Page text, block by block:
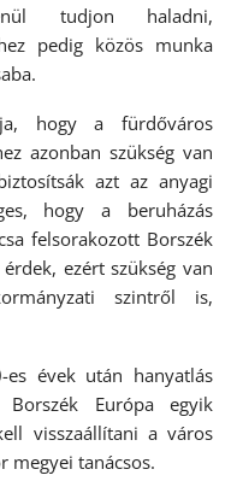
tudjon haladni,
pedig közös munka
hogy a fürdőváros
azonban szükség van
azt az anyagi
hogy a beruházás
felsorakozott Borszék
ezért szükség van
szintről is,
évek után hanyatlás
Európa egyik
visszaállítani a város
megyei tanácsos.